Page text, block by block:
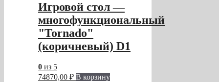
Игровой стол —
многофункциональный
"Tornado"
(коричневый) D1
0 из 5
74870,00 ₽ В корзину